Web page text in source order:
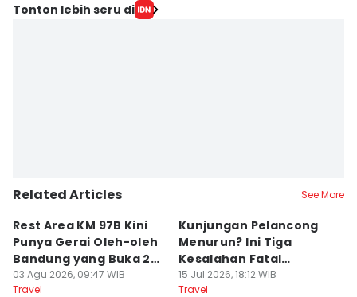
Tonton lebih seru di
Related Articles See More
Rest Area KM 97B Kini
Punya Gerai Oleh-oleh
Bandung yang Buka 24
Jam
03 Agu 2026, 09:47 WIB
Travel
Kunjungan Pelancong
Menurun? Ini Tiga
Kesalahan Fatal
Pengelola Wisata
15 Jul 2026, 18:12 WIB
Travel